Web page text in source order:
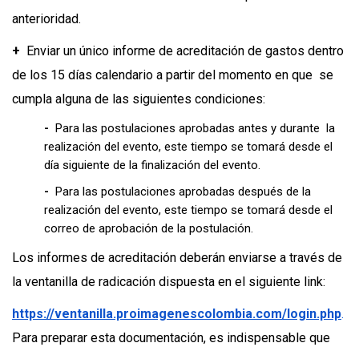
anterioridad.
+
Enviar un único informe de acreditación de gastos dentro
de los 15 días calendario a partir del momento en que se
cumpla alguna de las siguientes condiciones:
-
Para las postulaciones aprobadas antes y durante la
realización del evento, este tiempo se tomará desde el
día siguiente de la finalización del evento.
-
Para las postulaciones aprobadas después de la
realización del evento, este tiempo se tomará desde el
correo de aprobación de la postulación.
Los informes de acreditación deberán enviarse a través de
la ventanilla de radicación dispuesta en el siguiente link:
https://ventanilla.proimagenescolombia.com/login.php.
Para preparar esta documentación, es indispensable que